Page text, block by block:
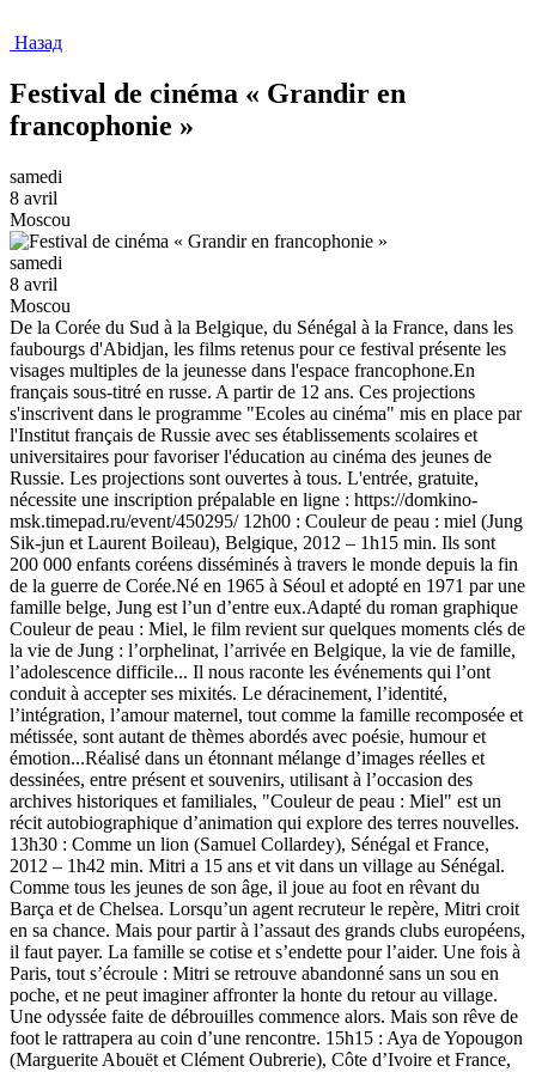
Назад
Festival de cinéma « Grandir en
francophonie »
samedi
8 avril
Moscou
samedi
8 avril
Moscou
De la Corée du Sud à la Belgique, du Sénégal à la France, dans les
faubourgs d'Abidjan, les films retenus pour ce festival présente les
visages multiples de la jeunesse dans l'espace francophone.En
français sous-titré en russe. A partir de 12 ans. Ces projections
s'inscrivent dans le programme "Ecoles au cinéma" mis en place par
l'Institut français de Russie avec ses établissements scolaires et
universitaires pour favoriser l'éducation au cinéma des jeunes de
Russie. Les projections sont ouvertes à tous. L'entrée, gratuite,
nécessite une inscription prépalable en ligne : https://domkino-
msk.timepad.ru/event/450295/ 12h00 : Couleur de peau : miel (Jung
Sik-jun et Laurent Boileau), Belgique, 2012 – 1h15 min. Ils sont
200 000 enfants coréens disséminés à travers le monde depuis la fin
de la guerre de Corée.Né en 1965 à Séoul et adopté en 1971 par une
famille belge, Jung est l’un d’entre eux.Adapté du roman graphique
Couleur de peau : Miel, le film revient sur quelques moments clés de
la vie de Jung : l’orphelinat, l’arrivée en Belgique, la vie de famille,
l’adolescence difficile... Il nous raconte les événements qui l’ont
conduit à accepter ses mixités. Le déracinement, l’identité,
l’intégration, l’amour maternel, tout comme la famille recomposée et
métissée, sont autant de thèmes abordés avec poésie, humour et
émotion...Réalisé dans un étonnant mélange d’images réelles et
dessinées, entre présent et souvenirs, utilisant à l’occasion des
archives historiques et familiales, "Couleur de peau : Miel" est un
récit autobiographique d’animation qui explore des terres nouvelles.
13h30 : Comme un lion (Samuel Collardey), Sénégal et France,
2012 – 1h42 min. Mitri a 15 ans et vit dans un village au Sénégal.
Comme tous les jeunes de son âge, il joue au foot en rêvant du
Barça et de Chelsea. Lorsqu’un agent recruteur le repère, Mitri croit
en sa chance. Mais pour partir à l’assaut des grands clubs européens,
il faut payer. La famille se cotise et s’endette pour l’aider. Une fois à
Paris, tout s’écroule : Mitri se retrouve abandonné sans un sou en
poche, et ne peut imaginer affronter la honte du retour au village.
Une odyssée faite de débrouilles commence alors. Mais son rêve de
foot le rattrapera au coin d’une rencontre. 15h15 : Aya de Yopougon
(Marguerite Abouët et Clément Oubrerie), Côte d’Ivoire et France,